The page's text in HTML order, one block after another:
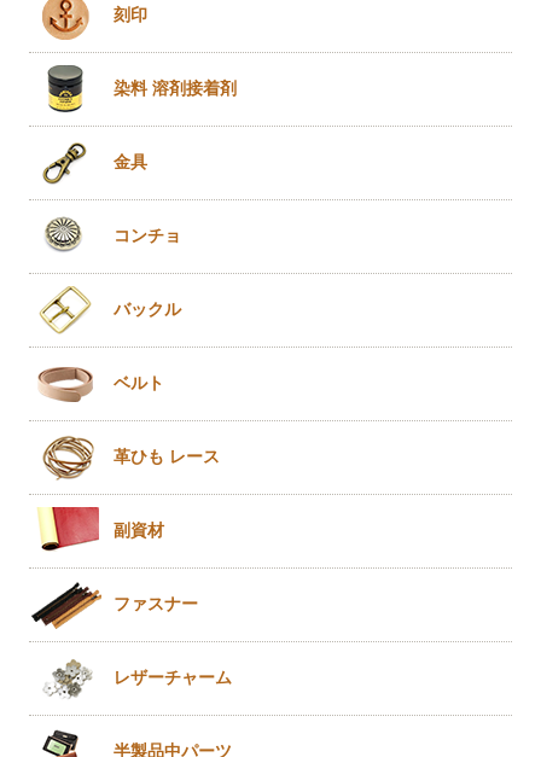
刻印
染料 溶剤接着剤
金具
コンチョ
バックル
ベルト
革ひも レース
副資材
ファスナー
レザーチャーム
半製品中パーツ